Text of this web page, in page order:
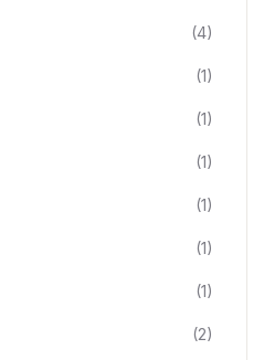
(4)
(1)
(1)
(1)
(1)
(1)
(1)
(2)